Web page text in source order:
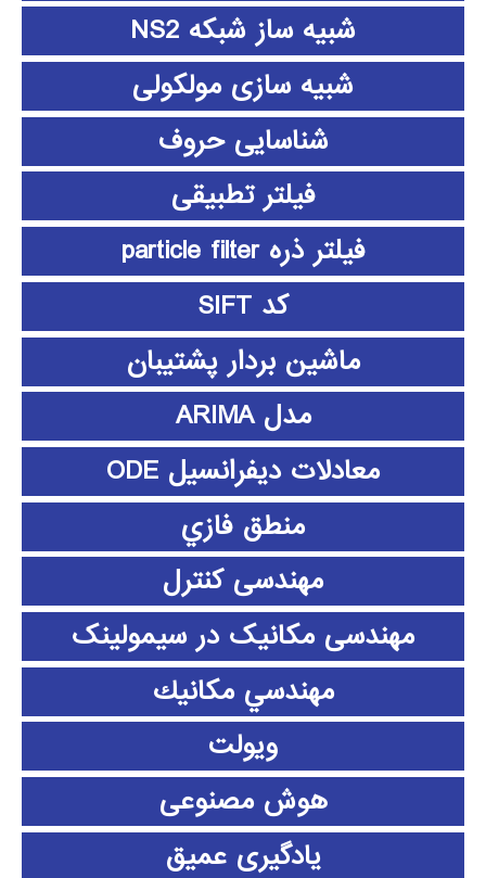
شبیه ساز شبکه NS2
شبیه سازی مولکولی
شناسایی حروف
فیلتر تطبیقی
فیلتر ذره particle filter
کد SIFT
ماشین بردار پشتیبان
مدل ARIMA
معادلات دیفرانسیل ODE
منطق فازي
مهندسی کنترل
مهندسی مکانیک در سیمولینک
مهندسي مكانيك
ویولت
هوش مصنوعی
یادگیری عمیق